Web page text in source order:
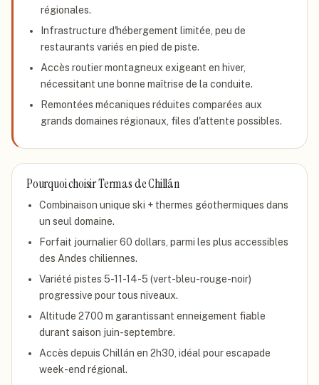
régionales.
Infrastructure d'hébergement limitée, peu de
restaurants variés en pied de piste.
Accès routier montagneux exigeant en hiver,
nécessitant une bonne maîtrise de la conduite.
Remontées mécaniques réduites comparées aux
grands domaines régionaux, files d'attente possibles.
Pourquoi choisirTermas de Chillán
Combinaison unique ski + thermes géothermiques dans
un seul domaine.
Forfait journalier 60 dollars, parmi les plus accessibles
des Andes chiliennes.
Variété pistes 5-11-14-5 (vert-bleu-rouge-noir)
progressive pour tous niveaux.
Altitude 2700 m garantissant enneigement fiable
durant saison juin-septembre.
Accès depuis Chillán en 2h30, idéal pour escapade
week-end régional.